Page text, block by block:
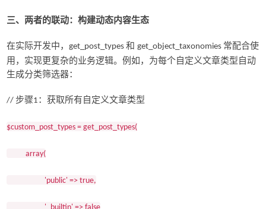
三、两者的联动：构建动态内容生态
在实际开发中， get_post_types 和 get_object_taxonomies 常配合使
用，实现更复杂的业务逻辑。例如，为每个自定义文章类型自动
生成分类筛选器：
// 步骤1 ：获取所有自定义文章类型
$custom_post_types = get_post_types(
array(
'public' => true,